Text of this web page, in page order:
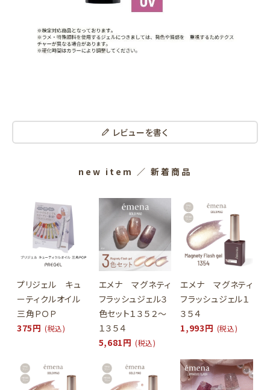
レビューを書く
new item ／ 新着商品
プリジェル キュ
ーティクルオイル
三角ＰＯＰ
375円 (税込)
エメナ マグネティ
フラッシュジェル３
色セット１３５２～
１３５４
5,681円 (税込)
エメナ マグネティ
フラッシュジェル１
３５４
1,993円 (税込)